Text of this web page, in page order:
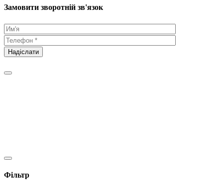
Замовити зворотній зв'язок
Фільтр